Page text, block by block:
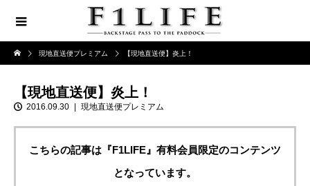
現地直送便プレミアム 【現地直送便】炎上！
【現地直送便】炎上！
2016.09.30 現地直送便プレミアム
こちらの記事は『F1LIFE』有料会員限定のコンテンツ
となっています。